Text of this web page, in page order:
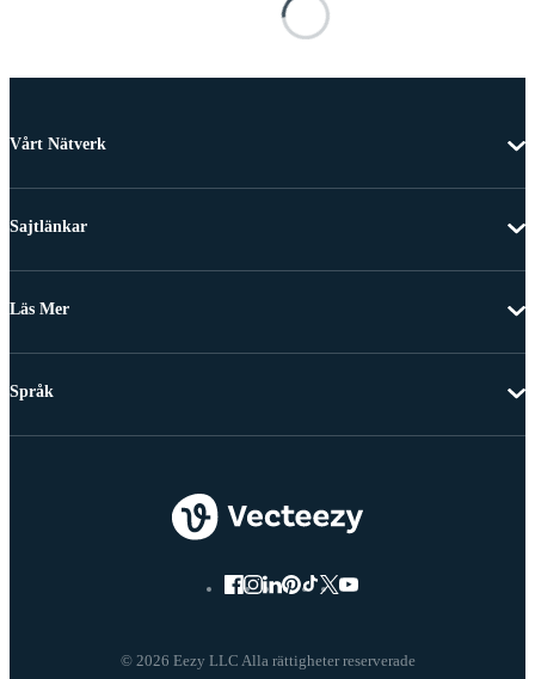
Vårt Nätverk
Sajtlänkar
Läs Mer
© 2026 Eezy LLC Alla rättigheter reserverade
Språk